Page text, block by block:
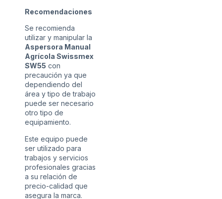
Recomendaciones
Se recomienda
utilizar y manipular la
Aspersora Manual
Agrícola Swissmex
SW55 con
precaución ya que
dependiendo del
área y tipo de trabajo
puede ser necesario
otro tipo de
equipamiento.
Este equipo puede
ser utilizado para
trabajos y servicios
profesionales gracias
a su relación de
precio-calidad que
asegura la marca.